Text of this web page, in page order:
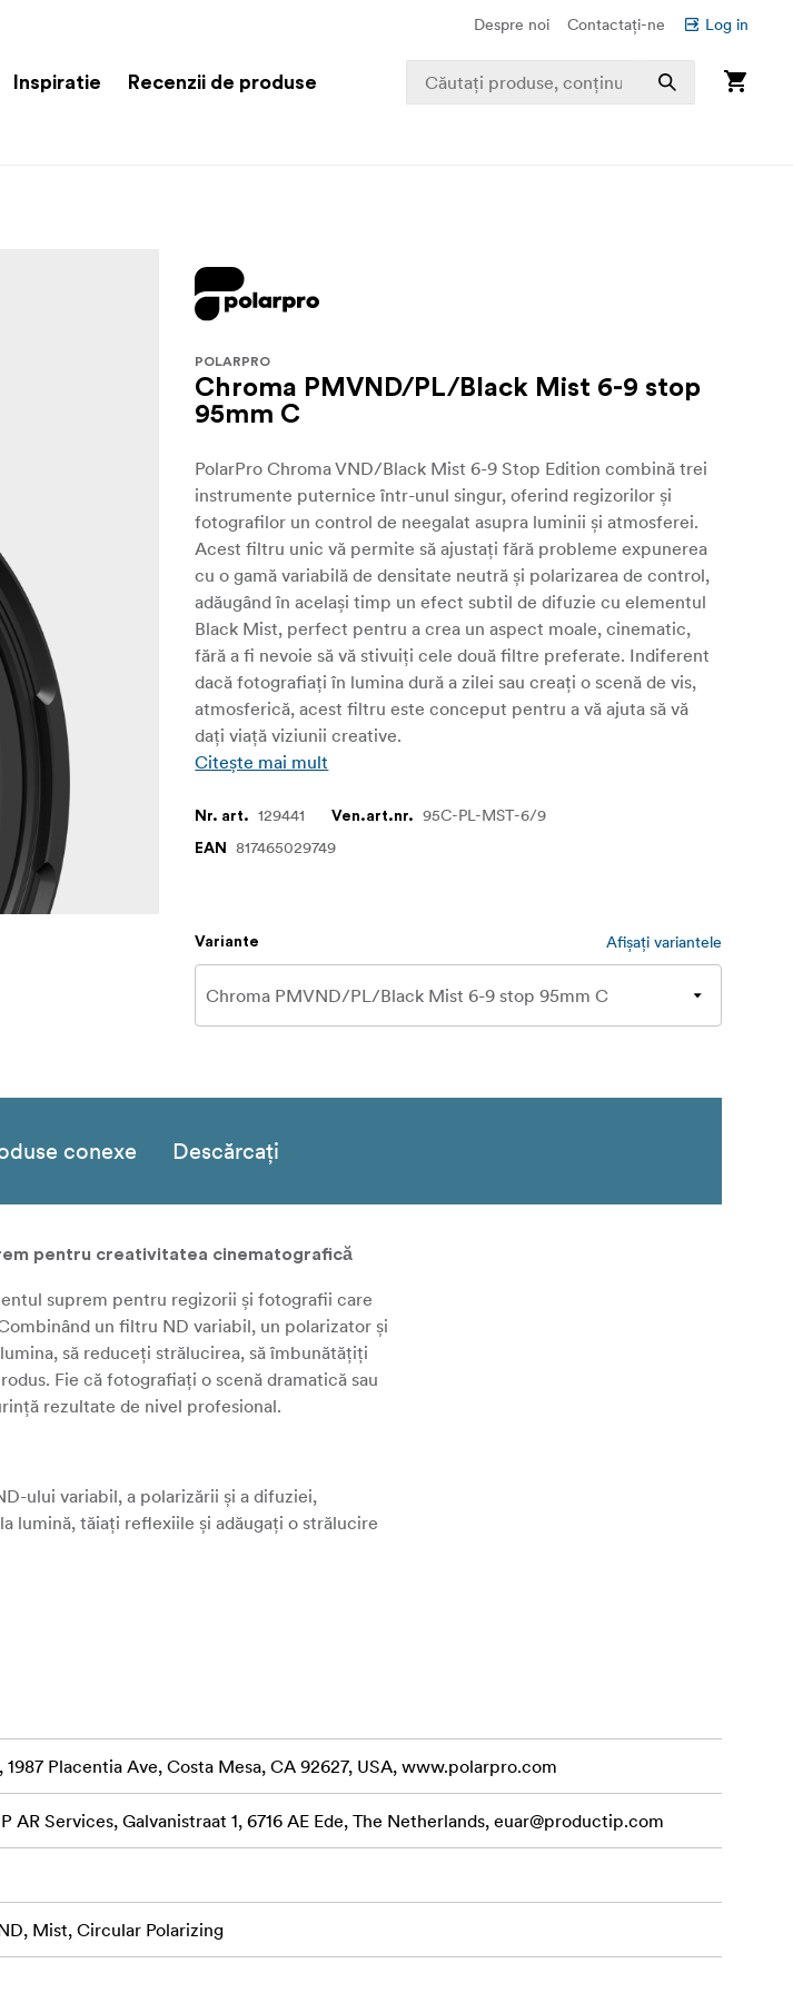
Despre noi Contactați-ne Log in
Inspiratie Recenzii de produse
POLARPRO
Chroma PMVND/PL/Black Mist 6-9 stop
95mm C
PolarPro Chroma VND/Black Mist 6-9 Stop Edition combină trei
instrumente puternice într-unul singur, oferind regizorilor și
fotografilor un control de neegalat asupra luminii și atmosferei.
Acest filtru unic vă permite să ajustați fără probleme expunerea
cu o gamă variabilă de densitate neutră și polarizarea de control,
adăugând în același timp un efect subtil de difuzie cu elementul
Black Mist, perfect pentru a crea un aspect moale, cinematic,
fără a fi nevoie să vă stivuiți cele două filtre preferate. Indiferent
dacă fotografiați în lumina dură a zilei sau creați o scenă de vis,
atmosferică, acest filtru este conceput pentru a vă ajuta să vă
dați viață viziunii creative.
Citește mai mult
Nr. art. 129441 Ven.art.nr. 95C-PL-MST-6/9
EAN 817465029749
Variante Afișați variantele
conexe Descărcați
pentru creativitatea cinematografică
suprem pentru regizorii și fotografii care
un filtru ND variabil, un polarizator și
să reduceți strălucirea, să îmbunătățiți
Fie că fotografiați o scenă dramatică sau
rezultate de nivel profesional.
ului variabil, a polarizării și a difuziei,
lumină, tăiați reflexiile și adăugați o strălucire
mai grosier.
reducere a luminii, perfect pentru controlul
apa, sticla și obiectele lucioase,
o strălucire subtilă fotografiilor tale, creând
și detaliile.
1987 Placentia Ave, Costa Mesa, CA 92627, USA, www.polarpro.com
AR Services, Galvanistraat 1, 6716 AE Ede, The Netherlands, euar@productip.com
Mist, Circular Polarizing